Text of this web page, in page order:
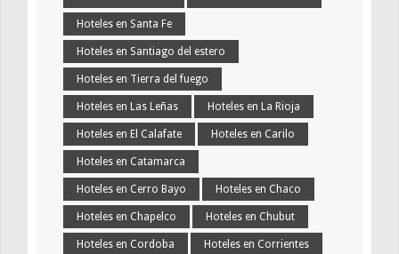
Hoteles en Santa Fe
Hoteles en Santiago del estero
Hoteles en Tierra del fuego
Hoteles en Las Leñas Hoteles en La Rioja
Hoteles en El Calafate Hoteles en Carilo
Hoteles en Catamarca
Hoteles en Cerro Bayo Hoteles en Chaco
Hoteles en Chapelco Hoteles en Chubut
Hoteles en Cordoba Hoteles en Corrientes